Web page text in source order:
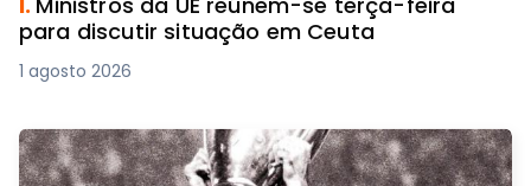
para discutir situação em Ceuta
1 agosto 2026